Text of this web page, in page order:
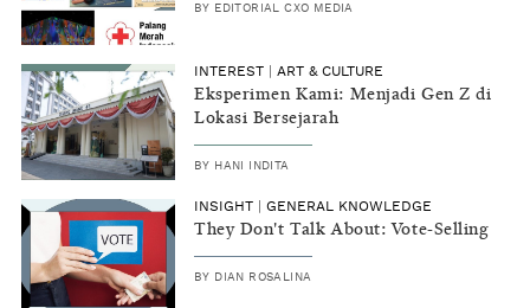
BY EDITORIAL CXO MEDIA
INTEREST ART & CULTURE
Eksperimen Kami: Menjadi Gen Z di
Lokasi Bersejarah
BY HANI INDITA
INSIGHT GENERAL KNOWLEDGE
They Don't Talk About: Vote-Selling
BY DIAN ROSALINA